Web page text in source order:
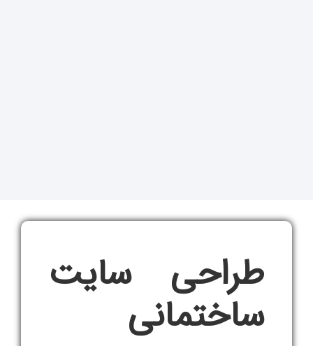
طراحی سایت
ساختمانی